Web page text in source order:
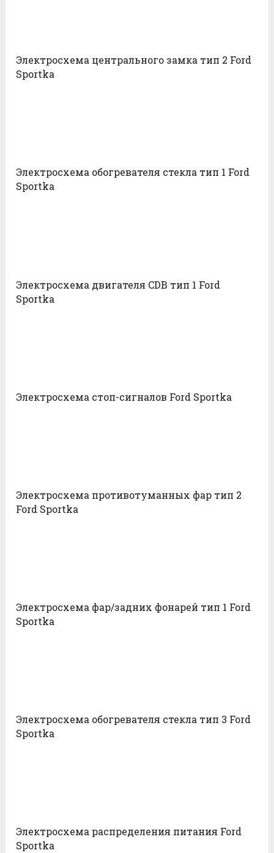
Электросхема центрального замка тип 2 Ford
Sportka
Электросхема обогревателя стекла тип 1 Ford
Sportka
Электросхема двигателя CDB тип 1 Ford
Sportka
Электросхема стоп-сигналов Ford Sportka
Электросхема противотуманных фар тип 2
Ford Sportka
Электросхема фар/задних фонарей тип 1 Ford
Sportka
Электросхема обогревателя стекла тип 3 Ford
Sportka
Электросхема распределения питания Ford
Sportka